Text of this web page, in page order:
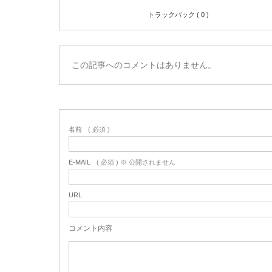
トラックバック ( 0 )
この記事へのコメントはありません。
名前 ( 必須 )
E-MAIL ( 必須 ) ※ 公開されません
URL
コメント内容